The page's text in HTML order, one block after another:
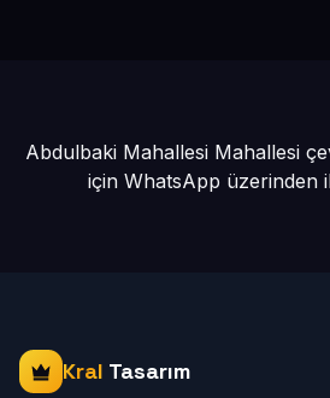
Abdulbaki Mahallesi Mahallesi
için WhatsApp üzerinden
Kral Tasarım